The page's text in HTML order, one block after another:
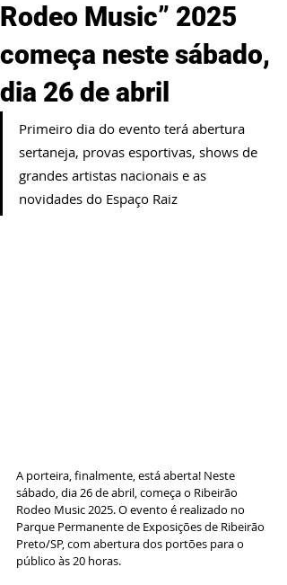
Rodeo Music” 2025
começa neste sábado,
dia 26 de abril
Primeiro dia do evento terá abertura
sertaneja, provas esportivas, shows de
grandes artistas nacionais e as
novidades do Espaço Raiz
A porteira, finalmente, está aberta! Neste
sábado, dia 26 de abril, começa o Ribeirão
Rodeo Music 2025. O evento é realizado no
Parque Permanente de Exposições de Ribeirão
Preto/SP, com abertura dos portões para o
público às 20 horas.